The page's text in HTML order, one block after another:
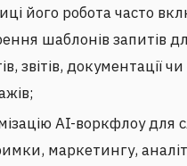
його робота часто
шаблонів запитів
звітів, документації
AI-воркфлоу для
маркетингу,